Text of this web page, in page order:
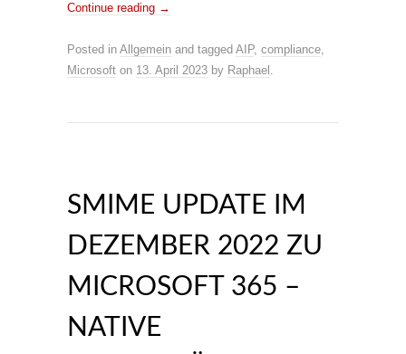
Continue reading →
Posted in Allgemein and tagged AIP, compliance,
Microsoft on 13. April 2023 by Raphael .
SMIME UPDATE IM
DEZEMBER 2022 ZU
MICROSOFT 365 –
NATIVE